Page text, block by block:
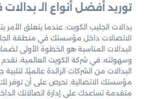
توريد أفضل أنواع الـ
بدالات الجليب الكويت: عندما يتعلق الأمر
الاتصالات داخل مؤسستك في منطقة
البدالات المناسبة هو الخطوة الأولى
وسهولته. في شركة الكويت العالمية،
البدالات من الشركات الرائدة عالميًا،
مؤسستك الاتصالية. نحرص على أن نوفر لك
متقدمة تساعدك على إدارة اتصالاتك